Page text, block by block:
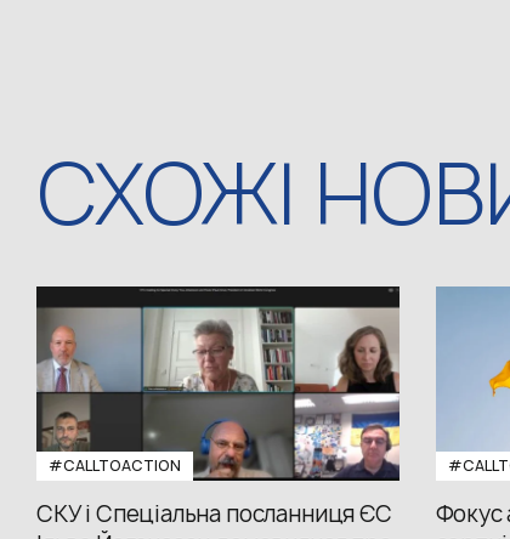
СХОЖІ
#CALLTOACTION
СКУ і Спеціальна посланниця ЄС
Фокус